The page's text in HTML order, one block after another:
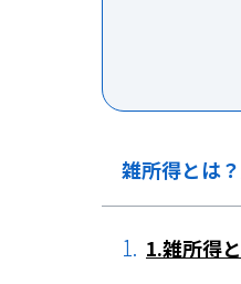
雑所得とは
1.雑所得